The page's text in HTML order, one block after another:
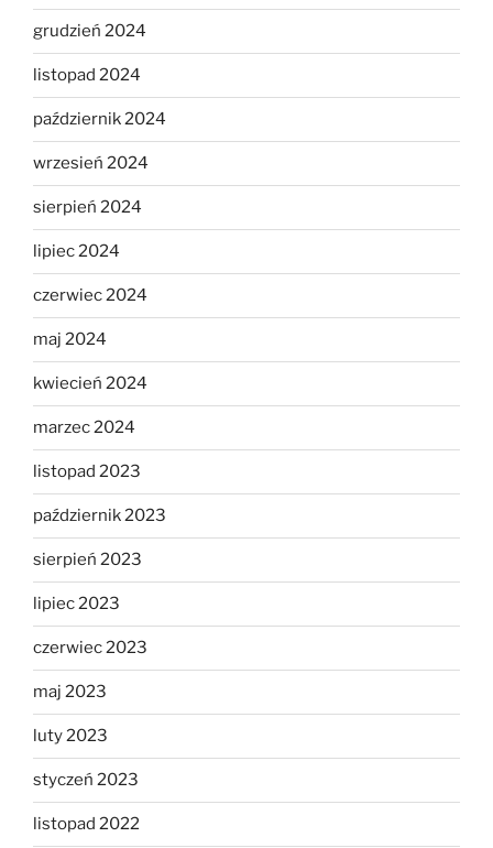
grudzień 2024
listopad 2024
październik 2024
wrzesień 2024
sierpień 2024
lipiec 2024
czerwiec 2024
maj 2024
kwiecień 2024
marzec 2024
listopad 2023
październik 2023
sierpień 2023
lipiec 2023
czerwiec 2023
maj 2023
luty 2023
styczeń 2023
listopad 2022